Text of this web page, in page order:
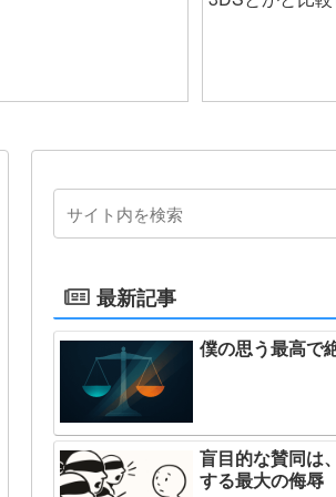
最新記事
僕の思う最高で
盲目的な賛同は
する最大の侮辱